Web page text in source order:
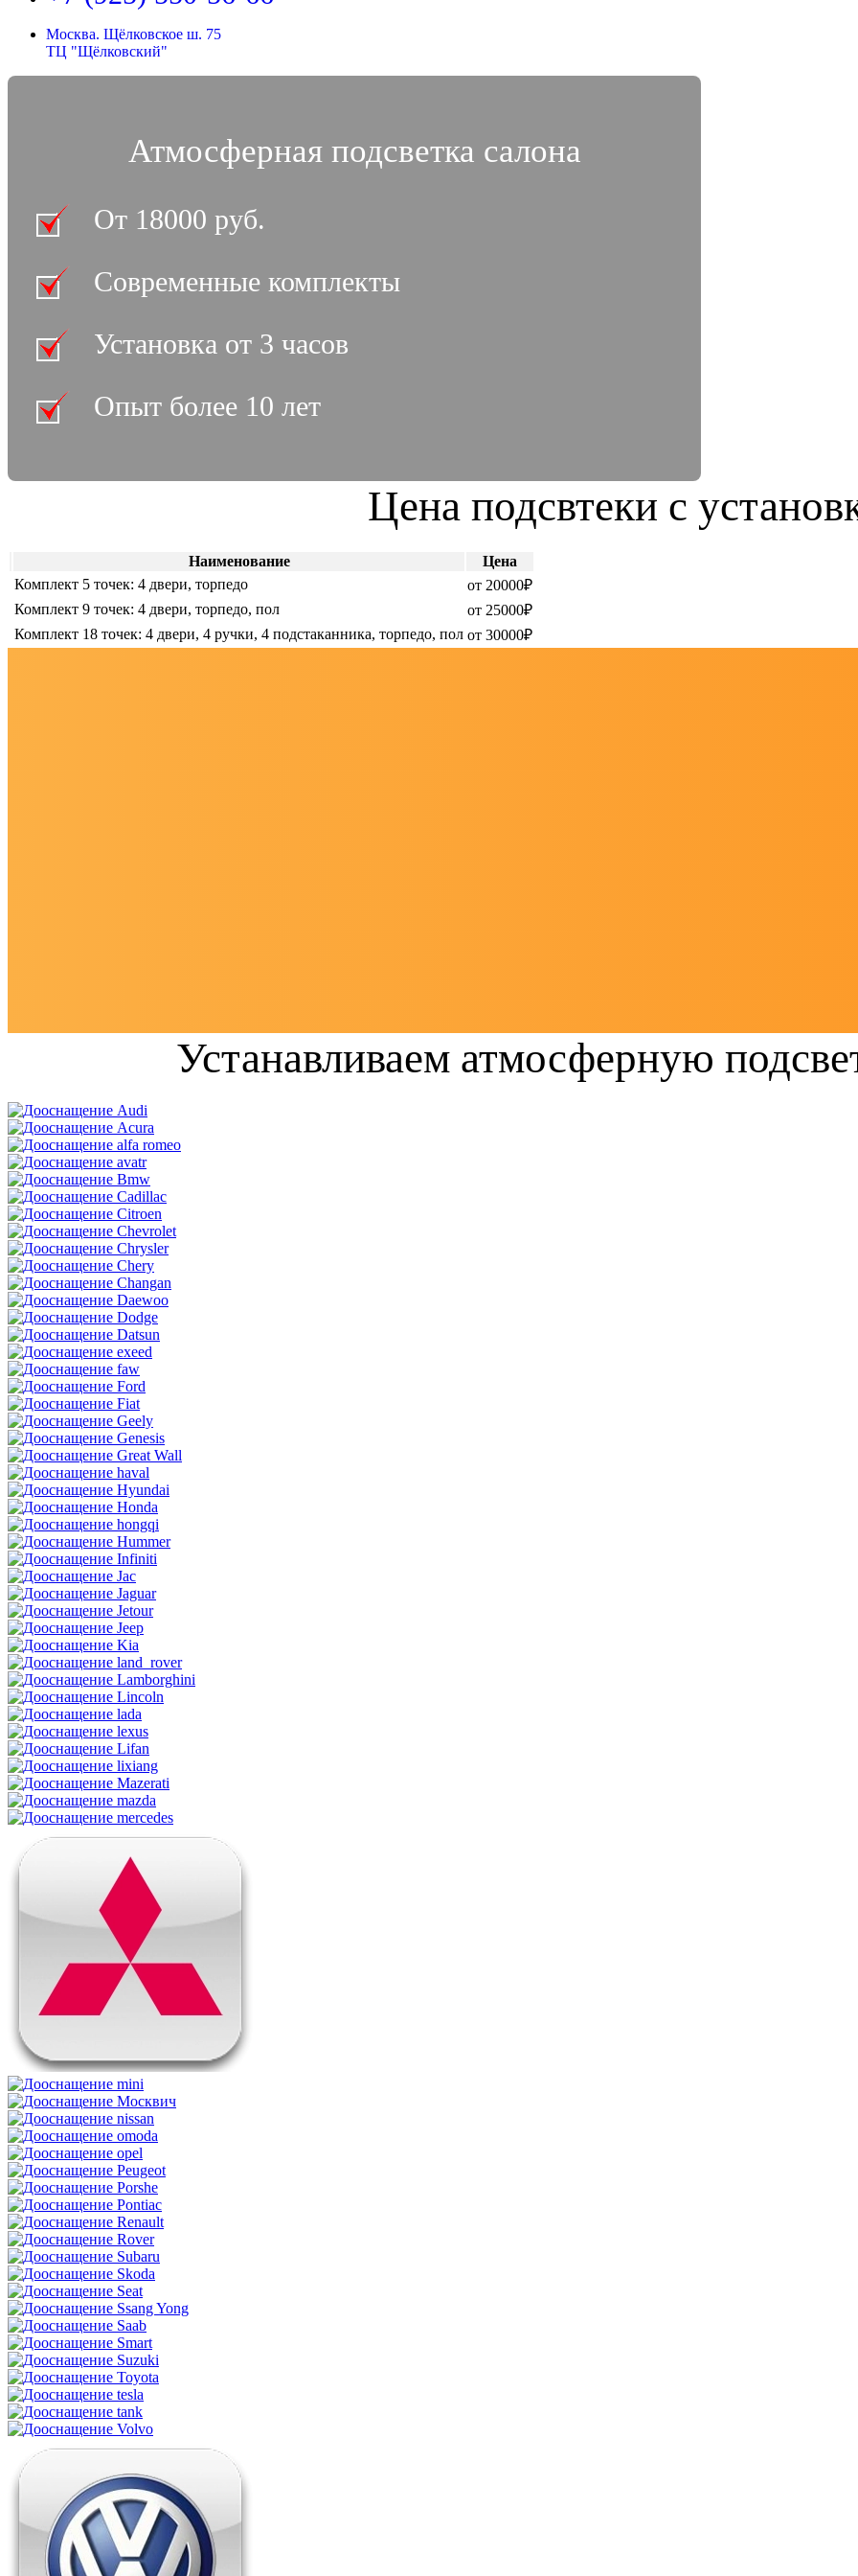
Москва. Щёлковское ш. 75
ТЦ "Щёлковский"
Атмосферная подсветка салона
От 18000 руб.
Современные комплекты
Установка от 3 часов
Опыт более 10 лет
Цена подсвтеки с
Наименование
Цена
Комплект 5 точек: 4 двери, торпедо
от 20000₽
Комплект 9 точек: 4 двери, торпедо, пол
от 25000₽
Комплект 18 точек: 4 двери, 4 ручки, 4 подстаканника, торпедо, пол от 30000₽
Устанавливаем атмосферную